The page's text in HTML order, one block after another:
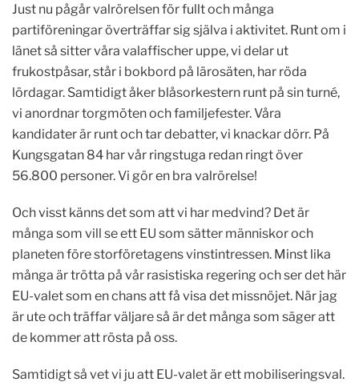
Just nu pågår valrörelsen för fullt och många
partiföreningar överträffar sig själva i aktivitet. Runt om i
länet så sitter våra valaffischer uppe, vi delar ut
frukostpåsar, står i bokbord på lärosäten, har röda
lördagar. Samtidigt åker blåsorkestern runt på sin turné,
vi anordnar torgmöten och familjefester. Våra
kandidater är runt och tar debatter, vi knackar dörr. På
Kungsgatan 84 har vår ringstuga redan ringt över
56.800 personer. Vi gör en bra valrörelse!
Och visst känns det som att vi har medvind? Det är
många som vill se ett EU som sätter människor och
planeten före storföretagens vinstintressen. Minst lika
många är trötta på vår rasistiska regering och ser det här
EU-valet som en chans att få visa det missnöjet. När jag
är ute och träffar väljare så är det många som säger att
de kommer att rösta på oss.
Samtidigt så vet vi ju att EU-valet är ett mobiliseringsval.